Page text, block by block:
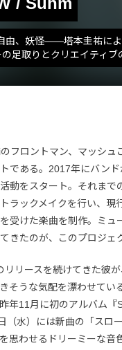
由、妖怪――塔本圭祐に
足取りとクリエイティブ
フロントマン、マッシュ
である。2017年にバンド
動をスタート。それまで
ラックメイクを行い、現
受けた楽曲を制作。ミュ
きたのが、このプロジェ
リリースを続けてきた彼
そうな気配を漂わせてい
年11月に初のアルバム『
（水）には新曲の「スロ
思わせるドリーミーな音